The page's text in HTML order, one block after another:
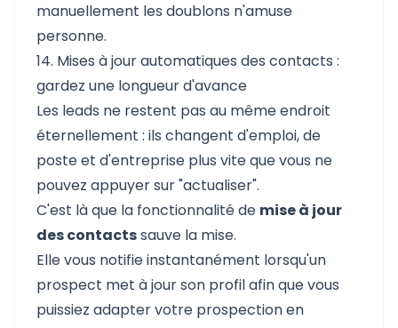
manuellement les doublons n'amuse
personne.
14. Mises à jour automatiques des contacts :
gardez une longueur d'avance
Les leads ne restent pas au même endroit
éternellement : ils changent d'emploi, de
poste et d'entreprise plus vite que vous ne
pouvez appuyer sur "actualiser".
C'est là que la fonctionnalité de mise à jour
des contactssauve la mise.
Elle vous notifie instantanément lorsqu'un
prospect met à jour son profil afin que vous
puissiez adapter votre prospection en